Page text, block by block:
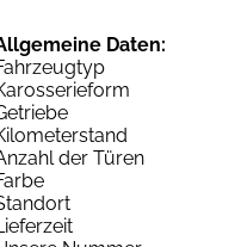
Daten:
der Türen